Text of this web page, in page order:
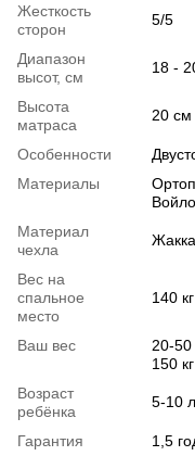
Жесткость
сторон
5/5
Диапазон
высот, см
18 -
Высота
матраса
20 см
Особенности
Материалы
Материал
чехла
Вес на
спальное
место
140 кг
Ваш вес
20-50
150 кг
Возраст
ребёнка
5-10
Гарантия 1,5